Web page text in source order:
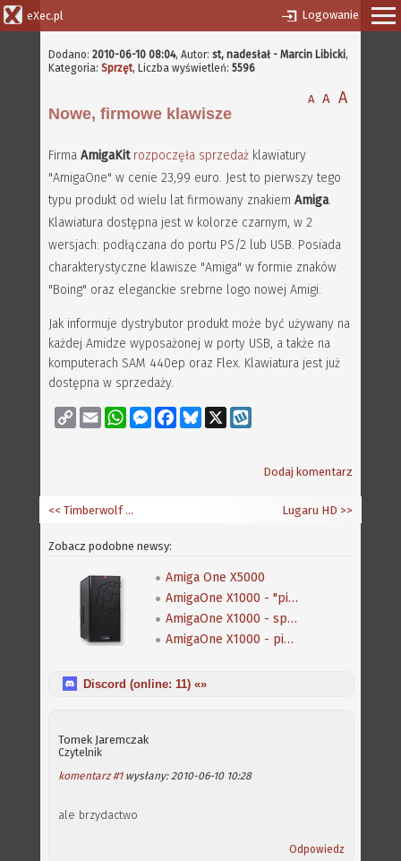
eXec.pl Logowanie
Dodano: 2010-06-10 08:04, Autor: st, nadesłał - Marcin Libicki,
Kategoria: Sprzęt, Liczba wyświetleń: 5596
A A A
Nowe, firmowe klawisze
Firma AmigaKit rozpoczęła sprzedaż klawiatury
"AmigaOne" w cenie 23,99 euro. Jest to pierwszy tego
typu produkt od wielu lat firmowany znakiem Amiga.
Klawiatura dostępna jest w kolorze czarnym, w 2
wersjach: podłączana do portu PS/2 lub USB. Posiada
charakterystyczne klawisze "Amiga" w formie znaków
"Boing" oraz eleganckie srebrne logo nowej Amigi.
Jak informuje dystrybutor produkt może być używany na
każdej Amidze wyposażonej w porty USB, a także na
komputerach SAM 440ep oraz Flex. Klawiatura jest już
dostępna w sprzedaży.
Copy
Link
Email WhatsAppMessenger
FacebookBluesky
Dodaj komentarz
Lugaru HD >>
<< Timberwolf Alpha 1 - czyli mamy port Firefoxa 3.5 na Amidze
Zobacz podobne newsy:
Amiga One X5000
AmigaOne X1000 - "pierwszy kontakt"
AmigaOne X1000 - specyfikacja komputera
AmigaOne X1000 - pierwsze płyty dla betatesterów zeszły z taśmy produkcyjnej
Discord (online: 11) «»
Tomek Jaremczak
Czytelnik
komentarz #1wysłany: 2010-06-10 10:28
ale brzydactwo
Odpowiedz